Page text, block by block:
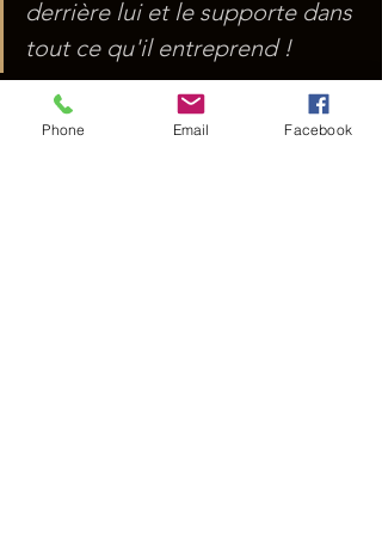
derrière lui et le supporte dans
tout ce qu'il entreprend !
Portraits Vidéo
Phone Email Facebook